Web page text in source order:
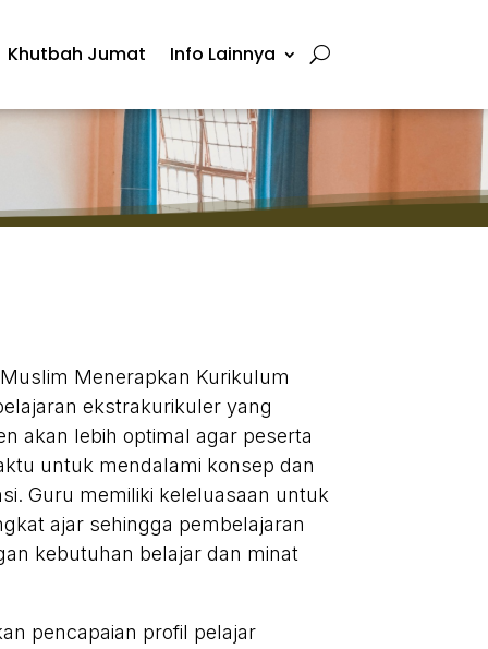
Khutbah Jumat Info Lainnya
Menerapkan Kurikulum
ekstrakurikuler yang
akan lebih optimal agar peserta
untuk mendalami konsep dan
Guru memiliki keleluasaan untuk
ajar sehingga pembelajaran
kebutuhan belajar dan minat
pencapaian profil pelajar